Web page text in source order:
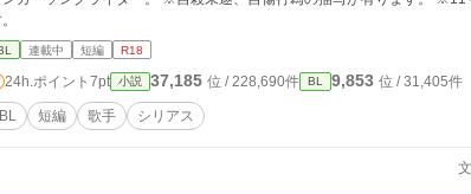
連載中 短編 R18
24h.ポイント 7pt 小説 37,185 位 / 228,690件 BL 9,853 位 / 31,405件
BL 短編 歌手 シリアス